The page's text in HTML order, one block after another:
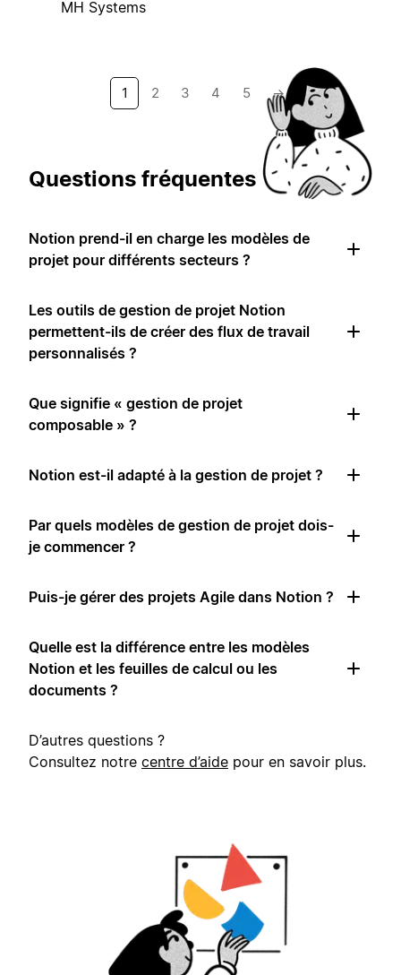
MH Systems
1 2 3 4 5 →
Questions fréquentes
Notion prend-il en charge les modèles de
projet pour différents secteurs ?
Les outils de gestion de projet Notion
permettent-ils de créer des flux de travail
personnalisés ?
Que signifie « gestion de projet
composable » ?
Notion est-il adapté à la gestion de projet ?
Par quels modèles de gestion de projet dois-
je commencer ?
Puis-je gérer des projets Agile dans Notion ?
Quelle est la différence entre les modèles
Notion et les feuilles de calcul ou les
documents ?
D’autres questions ?
Consultez notre centre d’aide pour en savoir plus.